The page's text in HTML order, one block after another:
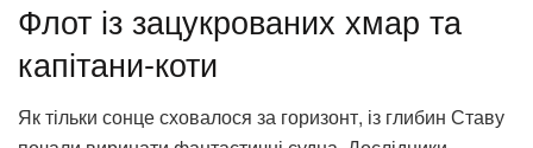
Флот із зацукрованих хмар та
капітани-коти
Як тільки сонце сховалося за горизонт, із глибин Ставу